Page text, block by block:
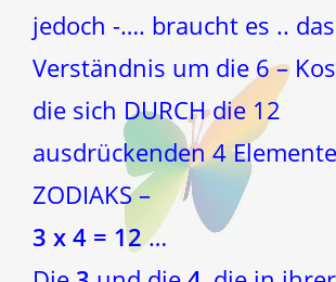
jedoch -…. braucht es ..
Verständnis um die 6 –
die sich DURCH die 12
ausdrückenden 4
ZODIAKS –
3 x 4 = 12…